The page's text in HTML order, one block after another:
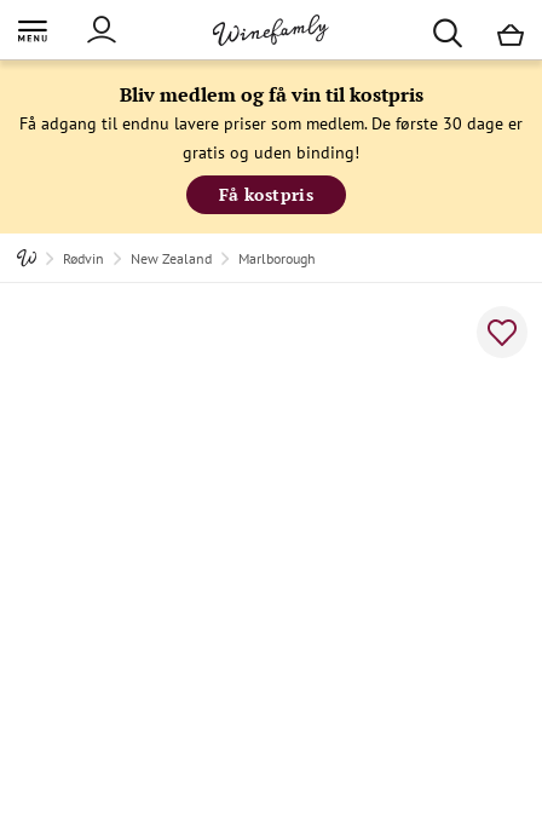
Bliv medlem og få vin til kostpris
Få adgang til endnu lavere priser som medlem. De første 30 dage er
gratis og uden binding!
Få kostpris
Rødvin New Zealand Marlborough